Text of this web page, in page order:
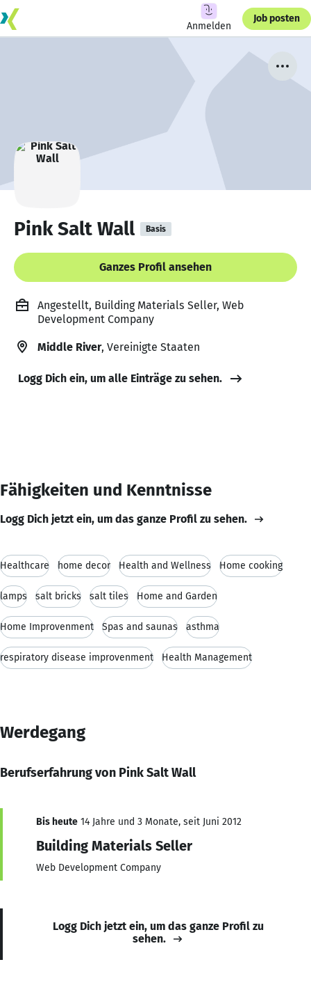
Anmelden
Job posten
Pink Salt Wall Basis
Ganzes Profil ansehen
Angestellt, Building Materials Seller, Web
Development Company
Middle River, Vereinigte Staaten
Logg Dich ein, um alle Einträge zu sehen.
Fähigkeiten und Kenntnisse
Logg Dich jetzt ein, um das ganze Profil zu sehen.
Healthcare home decor Health and Wellness Home cooking
lamps salt bricks salt tiles Home and Garden
Home Improvenment Spas and saunas asthma
respiratory disease improvenment Health Management
Werdegang
Berufserfahrung von Pink Salt Wall
Bis heute 14 Jahre und 3 Monate, seit Juni 2012
Building Materials Seller
Web Development Company
Logg Dich jetzt ein, um das ganze Profil zu
sehen.